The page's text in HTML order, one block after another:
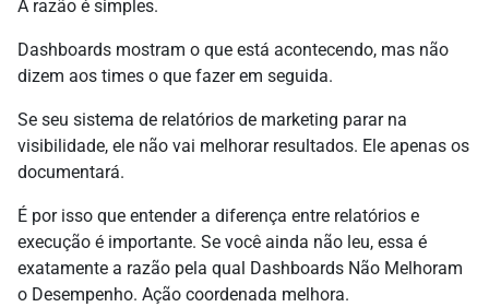
A razão é simples.
Dashboards mostram o que está acontecendo, mas não
dizem aos times o que fazer em seguida.
Se seu sistema de relatórios de marketing parar na
visibilidade, ele não vai melhorar resultados. Ele apenas os
documentará.
É por isso que entender a diferença entre relatórios e
execução é importante. Se você ainda não leu, essa é
exatamente a razão pela qual Dashboards Não Melhoram
o Desempenho. Ação coordenada melhora.